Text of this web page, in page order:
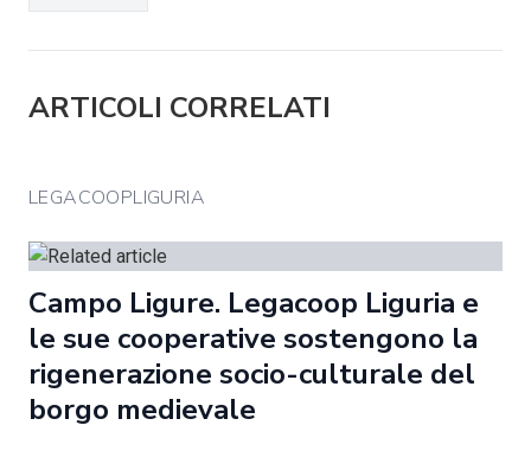
ARTICOLI CORRELATI
LEGACOOPLIGURIA
Campo Ligure. Legacoop Liguria e
le sue cooperative sostengono la
rigenerazione socio-culturale del
borgo medievale